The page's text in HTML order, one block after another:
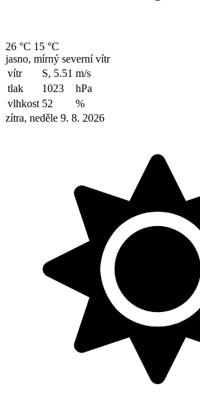
26 °C 15 °C
jasno, mírný severní vítr
vítr
S, 5.51 m/s
tlak
1023
hPa
vlhkost 52
%
zítra, neděle 9. 8. 2026